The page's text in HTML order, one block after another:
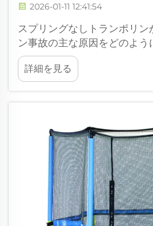
2026-01-11 12:41:54
スプリングなしトランポリン
ン事故の主な原因をどのよ
き出しのスプリングと錆び
救急搬送された負傷の36％
ンポリンには指などを挟む可
詳細を見る